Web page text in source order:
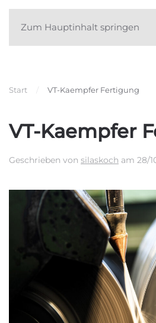
Zum Hauptinhalt springen
Start VT-Kaempfer Fertigung
VT-Kaempfer
Geschrieben von silaskoch am 28/